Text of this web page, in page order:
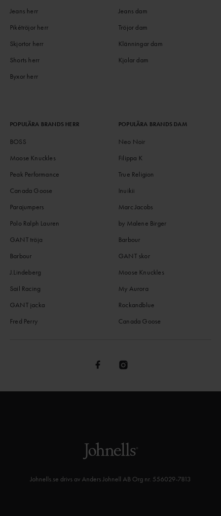
Jeans herr
Pikétröjor herr
Skjortor herr
Shorts herr
Byxor herr
Jeans dam
Tröjor dam
Klänningar dam
Kjolar dam
POPULÄRA BRANDS HERR
BOSS
Moose Knuckles
Peak Performance
Canada Goose
Parajumpers
Polo Ralph Lauren
GANT tröja
Barbour
J.Lindeberg
Sail Racing
GANT jacka
Fred Perry
POPULÄRA BRANDS DAM
Neo Noir
Filippa K
True Religion
Inuikii
Marc Jacobs
by Malene Birger
Barbour
GANT skor
Moose Knuckles
My Aurora
Rockandblue
Canada Goose
Johnells.se drivs av Anders Johnell AB Org nr. 556029-7813